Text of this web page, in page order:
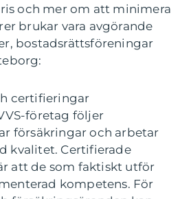
och mer om att minimera
brukar vara avgörande
bostadsrättsföreningar
certifieringar
företag följer
försäkringar och arbetar
kvalitet. Certifierade
att de som faktiskt utför
kompetens. För